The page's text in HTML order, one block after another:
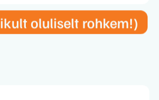
oluliselt rohkem!)